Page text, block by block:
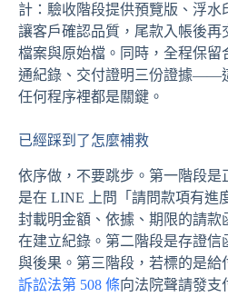
計：驗收階段提供預覽版、浮水
讓客戶確認品質，尾款入帳後再
檔案與原始檔。同時，全程保留
通紀錄、交付證明三份證據——
任何程序裡都是關鍵。
已經踩到了怎麼補救
依序做，不要跳步。第一階段是
是在 LINE 上問「請問款項有進
封載明金額、依據、期限的請款
在建立紀錄。第二階段是存證信
與後果。第三階段，若標的是給
訴訟法第 508 條向法院聲請發支